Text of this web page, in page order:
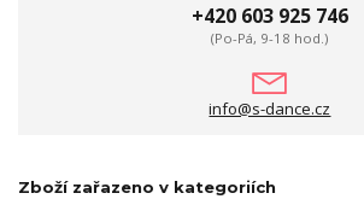
+420 603 925 746
(Po-Pá, 9-18 hod.)
info@s-dance.cz
Zboží zařazeno v kategoriích